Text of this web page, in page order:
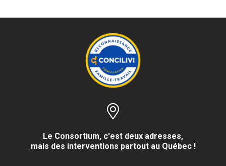
Le Consortium, c'est deux adresses,
mais des interventions partout au Québec !